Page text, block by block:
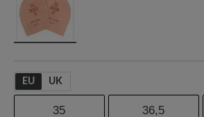
EU UK
35 36,5